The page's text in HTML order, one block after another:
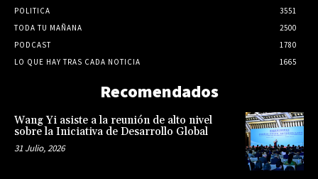
POLITICA
3551
TODA TU MAÑANA
2500
PODCAST
1780
LO QUE HAY TRAS CADA NOTICIA
1665
Recomendados
Wang Yi asiste a la reunión de alto nivel
sobre la Iniciativa de Desarrollo Global
31 Julio, 2026